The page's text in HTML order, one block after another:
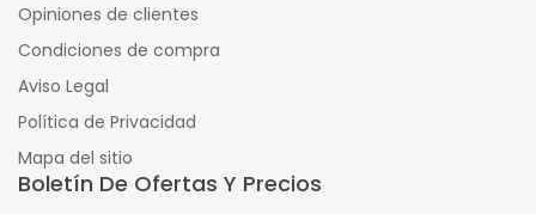
Opiniones de clientes
Condiciones de compra
Aviso Legal
Política de Privacidad
Mapa del sitio
Boletín De Ofertas Y Precios